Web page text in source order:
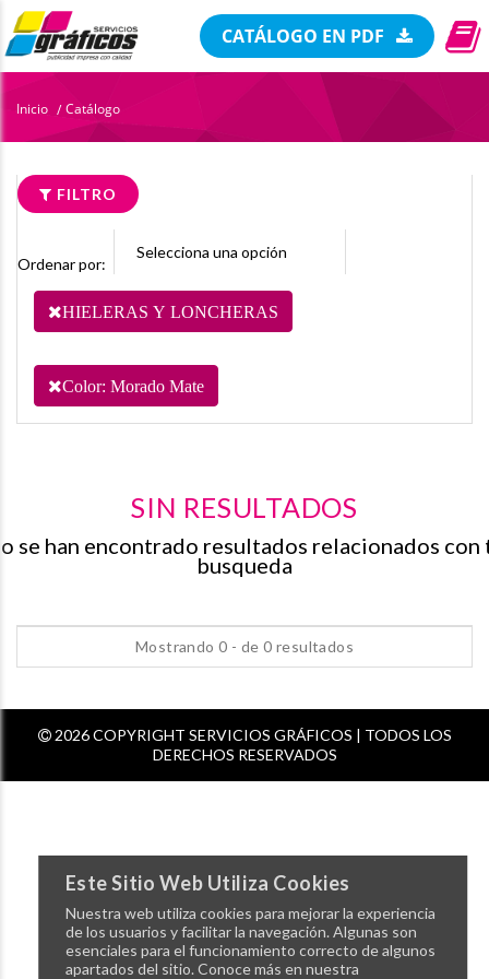
CATÁLOGO EN PDF
Inicio / Catálogo
Este Sitio Web Utiliza Cookies
Nuestra web utiliza cookies para mejorar la experiencia
de los usuarios y facilitar la navegación. Algunas son
esenciales para el funcionamiento correcto de algunos
apartados del sitio. Conoce más en nuestra
FILTRO
Ordenar por:
HIELERAS Y LONCHERAS
Color: Morado Mate
SIN RESULTADOS
se han encontrado resultados relacionados con
busqueda
Mostrando 0 - de 0 resultados
2026 COPYRIGHT SERVICIOS GRÁFICOS | TODOS LOS
DERECHOS RESERVADOS